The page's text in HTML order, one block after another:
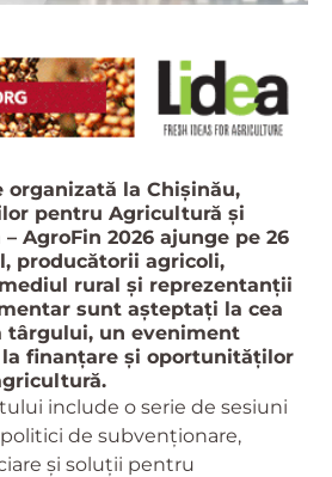
la Chișinău,
pentru Agricultură și
AgroFin 2026 ajunge pe 26
producătorii agricoli,
rural și reprezentanții
sunt așteptați la cea
târgului, un eveniment
finanțare și oportunităților
include o serie de sesiuni
de subvenționare,
și soluții pentru